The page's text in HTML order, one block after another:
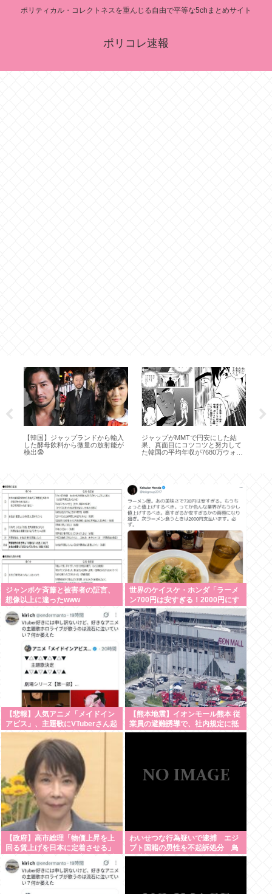
ポリティカル・コレクトネスを重んじる自由で平等な5chまとめサイト
ポリコレ速報
【韓国】ジャップランドから輸入
した酵母飲料から微量の放射能が
検出😨
ジャップがMMTで円安にした結
果、真面目にコツコツと努力して
た韓国の平均年収が7680万ウォン
ジャンポケ斉藤と被害者の証言、
想像以上に違ったwww
世界のケイスケ・ホンダ「ラーメ
ン700円は安すぎる！2000円にす
るべき」
【悲報】人気アニメ「メイドイン
アビス」、主題歌にVTuberさん起
用でまたまたまた炎上www
【熊本地震】イオンモール熊本 従
業員の避難誘導で、社内規定に抵
触か
【政府】高市総理「物価上昇を上
回る賃上げを日本に定着させる」
の勧告を受け
わいせつな行為疑いで逮捕 エジ
プト国籍の男性を不起訴処分 鳥
取地検 [8/8]